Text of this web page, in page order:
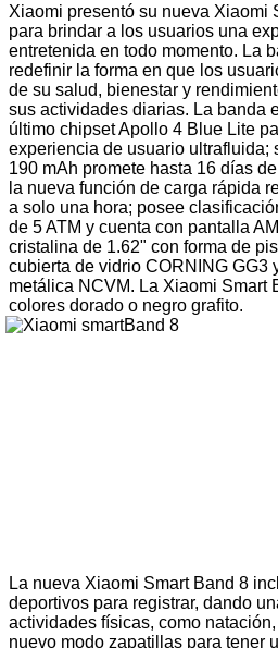
Xiaomi presentó su nueva Xiaomi
para brindar a los usuarios una
entretenida en todo momento. La
redefinir la forma en que los
de su salud, bienestar y
sus actividades diarias. La banda
último chipset Apollo 4 Blue Lite
experiencia de usuario ultrafluida;
190 mAh promete hasta 16 días
la nueva función de carga rápida
a solo una hora; posee
de 5 ATM y cuenta con pantalla
cristalina de 1.62" con forma de
cubierta de vidrio CORNING GG3
metálica NCVM. La Xiaomi Smart
colores dorado o negro grafito.
La nueva Xiaomi Smart Band 8
deportivos para registrar, dando
actividades físicas, como
nuevo modo zapatillas para tener